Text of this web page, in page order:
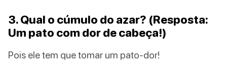
3. Qual o cúmulo do azar? (Resposta:
Um pato com dor de cabeça!)
Pois ele tem que tomar um pato-dor!